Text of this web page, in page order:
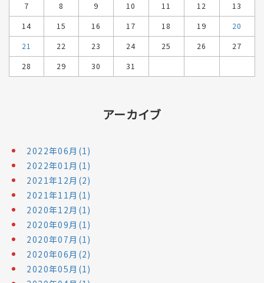
7
8 9 10 11 12
13
14
15 16 17 18 19
20
21
22 23 24 25 26
27
28
29 30 31
アーカイブ
2022年06月(1)
2022年01月(1)
2021年12月(2)
2021年11月(1)
2020年12月(1)
2020年09月(1)
2020年07月(1)
2020年06月(2)
2020年05月(1)